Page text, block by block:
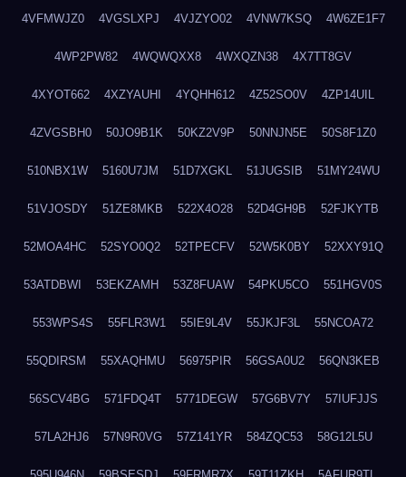
4VFMWJZ0 4VGSLXPJ 4VJZYO02 4VNW7KSQ 4W6ZE1F7
4WP2PW82 4WQWQXX8 4WXQZN38 4X7TT8GV
4XYOT662 4XZYAUHI 4YQHH612 4Z52SO0V 4ZP14UIL
4ZVGSBH0 50JO9B1K 50KZ2V9P 50NNJN5E 50S8F1Z0
510NBX1W 5160U7JM 51D7XGKL 51JUGSIB 51MY24WU
51VJOSDY 51ZE8MKB 522X4O28 52D4GH9B 52FJKYTB
52MOA4HC 52SYO0Q2 52TPECFV 52W5K0BY 52XXY91Q
53ATDBWI 53EKZAMH 53Z8FUAW 54PKU5CO 551HGV0S
553WPS4S 55FLR3W1 55IE9L4V 55JKJF3L 55NCOA72
55QDIRSM 55XAQHMU 56975PIR 56GSA0U2 56QN3KEB
56SCV4BG 571FDQ4T 5771DEGW 57G6BV7Y 57IUFJJS
57LA2HJ6 57N9R0VG 57Z141YR 584ZQC53 58G12L5U